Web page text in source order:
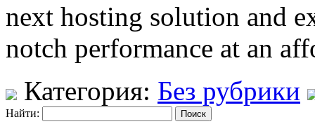
next hosting solution and
notch performance at an
Категория: Без рубрики
Найти: